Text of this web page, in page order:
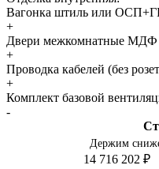
Вагонка штиль или
+
Двери межкомнатные МДФ
+
Проводка кабелей (без
+
Комплект базовой
-
Держим
14 716 202 ₽